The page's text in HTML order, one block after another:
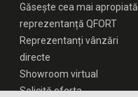
Găsește cea mai apropiată
reprezentanță QFORT
Reprezentanți vânzări
directe
Showroom virtual
Solicită oferta